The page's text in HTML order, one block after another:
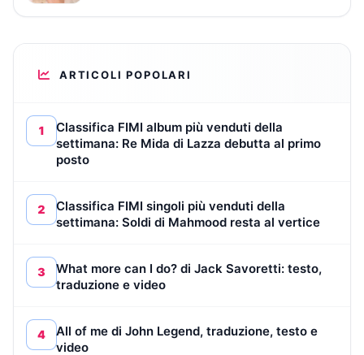
ARTICOLI POPOLARI
1
Classifica FIMI album più venduti della
settimana: Re Mida di Lazza debutta al primo
posto
2
Classifica FIMI singoli più venduti della
settimana: Soldi di Mahmood resta al vertice
3
What more can I do? di Jack Savoretti: testo,
traduzione e video
4
All of me di John Legend, traduzione, testo e
video